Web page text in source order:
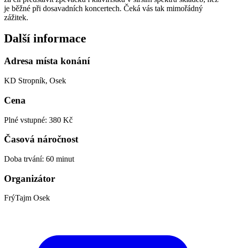
je běžné při dosavadních koncertech. Čeká vás tak mimořádný
zážitek.
Další informace
Adresa místa konání
KD Stropník, Osek
Cena
Plné vstupné: 380 Kč
Časová náročnost
Doba trvání: 60 minut
Organizátor
FrýTajm Osek